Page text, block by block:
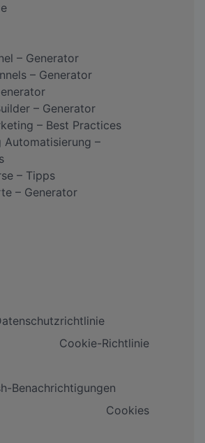
– Generator
– Generator
– Generator
– Best Practices
Automatisierung –
– Tipps
– Generator
Cookie-Richtlinie
Benachrichtigungen
Cookies